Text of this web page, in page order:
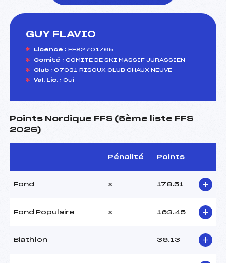
GUY FLAVIO
Licence : FFS2701765
Comité : COMITE DE SKI MASSIF JURASSIEN
Club : 07031 RISOUX CLUB CHAUX NEUVE
Val. Lic. : Oui
Points Nordique FFS (5ème liste FFS
2026)
Pénalité Points
Fond x 178.51
Fond Populaire x 163.45
Biathlon 36.13